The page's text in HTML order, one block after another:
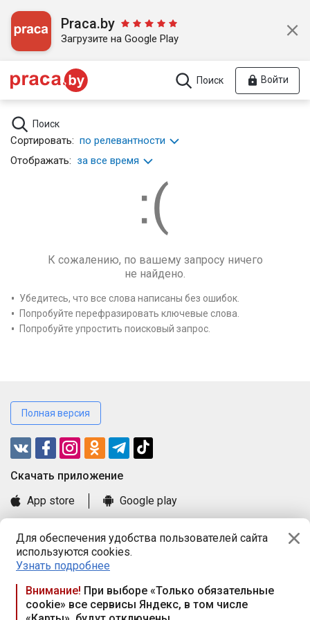
Для обеспечения удобства пользователей сайта
используются cookies.
Узнать подробнее
Внимание! При выборе «Только обязательные
cookie» все сервисы Яндекс, в том числе
Praca.by
Загрузите на Google Play
Поиск Войти
Поиск
Сортировать: по релевантности
Отображать: за все время
К сожалению, по вашему запросу ничего
не найдено.
Убедитесь, что все слова написаны без ошибок.
Попробуйте перефразировать ключевые слова.
Попробуйте упростить поисковый запрос.
Полная версия
Cкачать приложение
App store
Google play
Книга замечаний и предложений
Правила и документы
Praca.by © 2000—2026, ООО «ПРАЦА БАЙ»
Республика Беларусь, 220114, г. Минск, пр-т Независимости
117а, пом. № 9.